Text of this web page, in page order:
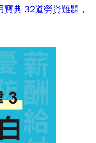
典 32道勞資難題，